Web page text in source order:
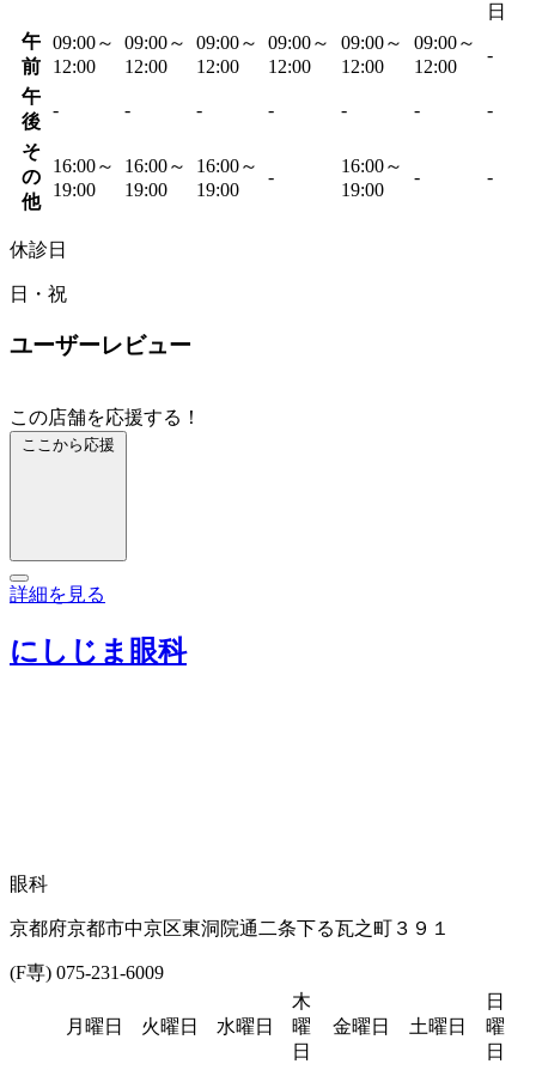
日
午
前
09:00～
12:00
09:00～
12:00
09:00～
12:00
09:00～
12:00
09:00～
12:00
09:00～
12:00
-
午
後
- - - - - - -
そ
の
他
16:00～
19:00
16:00～
19:00
16:00～
19:00
-
16:00～
19:00
- -
休診日
日・祝
ユーザーレビュー
この店舗を応援する！
ここから応援
詳細を見る
にしじま眼科
眼科
京都府京都市中京区東洞院通二条下る瓦之町３９１
(F専) 075-231-6009
月曜日 火曜日 水曜日
木
曜
日
金曜日 土曜日
日
曜
日